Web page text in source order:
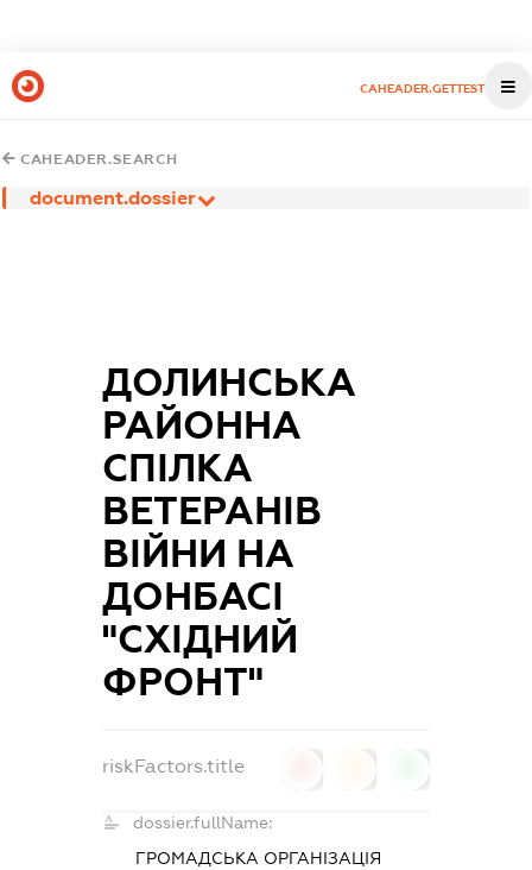
CAHEADER.GETTEST
CAHEADER.SEARCH
document.dossier
ДОЛИНСЬКА
РАЙОННА
СПІЛКА
ВЕТЕРАНІВ
ВІЙНИ НА
ДОНБАСІ
"СХІДНИЙ
ФРОНТ"
riskFactors.title
dossier.fullName:
ГРОМАДСЬКА ОРГАНІЗАЦІЯ